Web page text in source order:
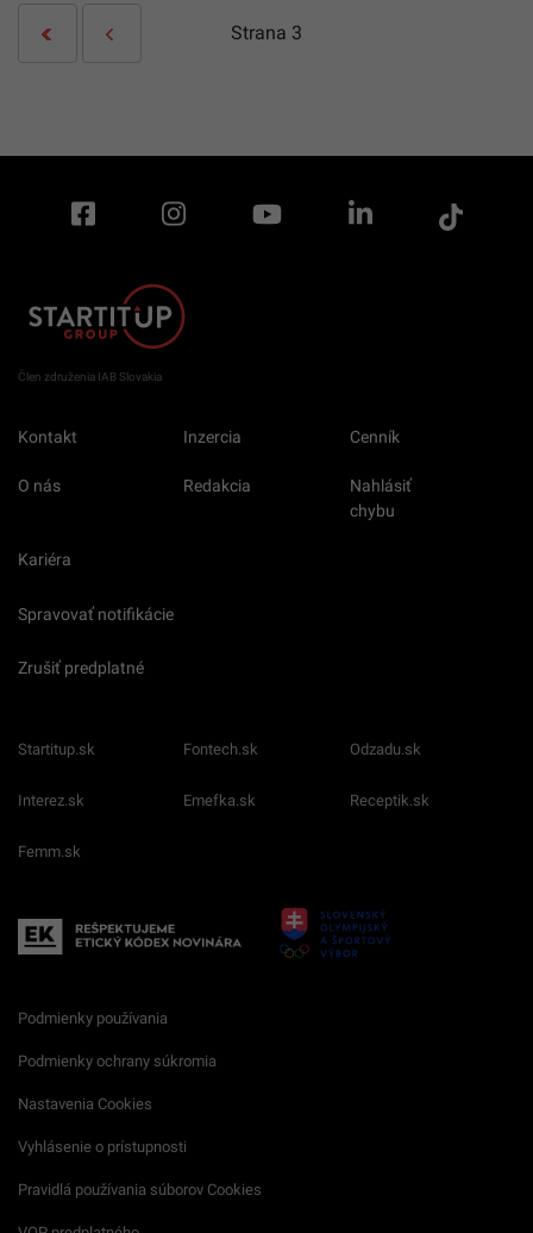
Strana 3
Člen združenia IAB Slovakia
Kontakt Inzercia Cenník
O nás Redakcia
Nahlásiť
chybu
Kariéra
Spravovať notifikácie
Zrušiť predplatné
Startitup.sk Fontech.sk Odzadu.sk
Interez.sk Emefka.sk Receptik.sk
Femm.sk
Podmienky používania
Podmienky ochrany súkromia
Nastavenia Cookies
Vyhlásenie o prístupnosti
Pravidlá používania súborov Cookies